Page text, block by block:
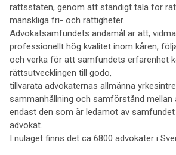
rättsstaten, genom att ständigt tala för
mänskliga fri- och rättigheter.
Advokatsamfundets ändamål är att,
professionellt hög kvalitet inom kåren,
och verka för att samfundets erfarenhet
rättsutvecklingen till godo,
tillvarata advokaternas allmänna
sammanhållning och samförstånd mellan
endast den som är ledamot av
advokat.
I nuläget finns det ca 6800 advokater i